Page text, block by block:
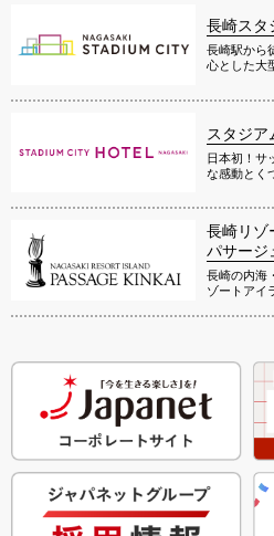
長崎スタ
長崎駅から
心とした大
スタジ
日本初！サ
な感動とく
長崎リゾ
パサージ
長崎の内海
ゾートアイ